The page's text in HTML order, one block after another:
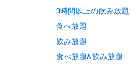
3時間以上の飲み放
食べ放題
飲み放題
食べ放題&飲み放題